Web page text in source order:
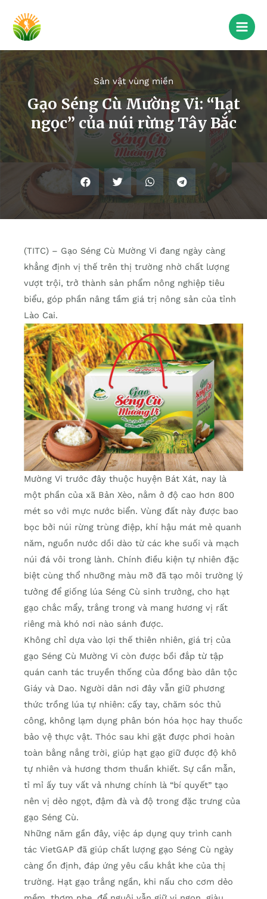
Sản vật vùng miền
Gạo Séng Cù Mường Vi: “hạt
ngọc” của núi rừng Tây Bắc
(TITC) – Gạo Séng Cù Mường Vi đang ngày càng
khẳng định vị thế trên thị trường nhờ chất lượng
vượt trội, trở thành sản phẩm nông nghiệp tiêu
biểu, góp phần nâng tầm giá trị nông sản của tỉnh
Lào Cai.
Mường Vi trước đây thuộc huyện Bát Xát, nay là
một phần của xã Bản Xèo, nằm ở độ cao hơn 800
mét so với mực nước biển. Vùng đất này được bao
bọc bởi núi rừng trùng điệp, khí hậu mát mẻ quanh
năm, nguồn nước dồi dào từ các khe suối và mạch
núi đá vôi trong lành. Chính điều kiện tự nhiên đặc
biệt cùng thổ nhưỡng màu mỡ đã tạo môi trường lý
tưởng để giống lúa Séng Cù sinh trưởng, cho hạt
gạo chắc mẩy, trắng trong và mang hương vị rất
riêng mà khó nơi nào sánh được.
Không chỉ dựa vào lợi thế thiên nhiên, giá trị của
gạo Séng Cù Mường Vi còn được bồi đắp từ tập
quán canh tác truyền thống của đồng bào dân tộc
Giáy và Dao. Người dân nơi đây vẫn giữ phương
thức trồng lúa tự nhiên: cấy tay, chăm sóc thủ
công, không lạm dụng phân bón hóa học hay thuốc
bảo vệ thực vật. Thóc sau khi gặt được phơi hoàn
toàn bằng nắng trời, giúp hạt gạo giữ được độ khô
tự nhiên và hương thơm thuần khiết. Sự cần mẫn,
tỉ mỉ ấy tuy vất vả nhưng chính là “bí quyết” tạo
nên vị dẻo ngọt, đậm đà và độ trong đặc trưng của
gạo Séng Cù.
Những năm gần đây, việc áp dụng quy trình canh
tác VietGAP đã giúp chất lượng gạo Séng Cù ngày
càng ổn định, đáp ứng yêu cầu khắt khe của thị
trường. Hạt gạo trắng ngần, khi nấu cho cơm dẻo